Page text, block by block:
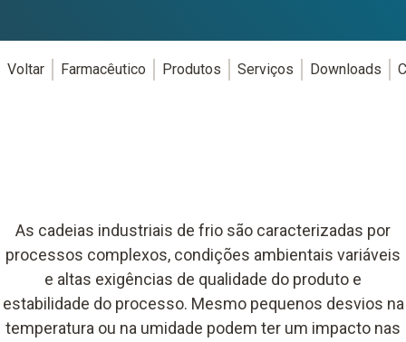
Voltar Farmacêutico Produtos Serviços Downloads
As cadeias industriais de frio são caracterizadas por
processos complexos, condições ambientais variáveis
e altas exigências de qualidade do produto e
estabilidade do processo. Mesmo pequenos desvios na
temperatura ou na umidade podem ter um impacto nas